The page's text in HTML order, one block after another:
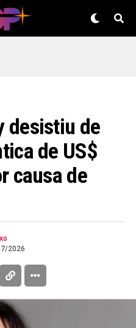
desistiu de
de US$
causa de
2026